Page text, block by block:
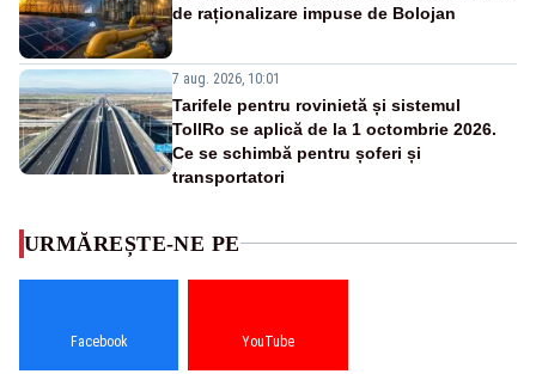
de raționalizare impuse de Bolojan
7 aug. 2026, 10:01
Tarifele pentru rovinietă și sistemul
TollRo se aplică de la 1 octombrie 2026.
Ce se schimbă pentru șoferi și
transportatori
URMĂREȘTE-NE PE
Facebook YouTube